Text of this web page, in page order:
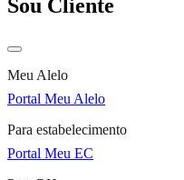
Sou Cliente
Meu Alelo
Portal Meu Alelo
Para estabelecimento
Portal Meu EC